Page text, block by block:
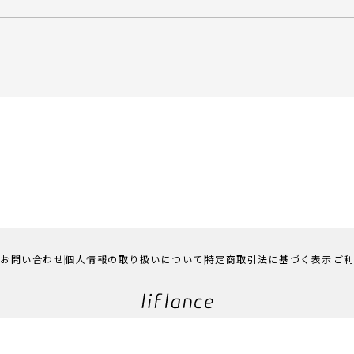
お問い合わせ個人情報の取り扱いについて 特定商取引法に基づく表示 ご